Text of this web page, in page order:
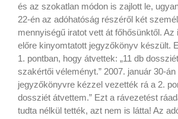
és az szokatlan módon is zajlott le,
22-én az adóhatóság részéről két
mennyiségű iratot vett át főhősünktől. Az
előre kinyomtatott jegyzőkönyv készült.
1. pontban, hogy átvettek: „11 db
szakértői véleményt.” 2007. január 30-
jegyzőkönyvre kézzel vezették rá a 2.
dossziét átvettem.” Ezt a rávezetést
tudta nélkül tették, azt nem is látta! Az